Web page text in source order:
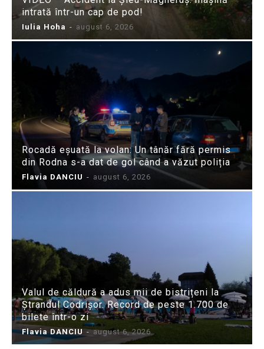
intrată într-un cap de pod!
Iulia Hoha - august 6, 2026
Rocadă eșuată la volan: Un tânăr fără permis
din Rodna s-a dat de gol când a văzut poliția
Flavia DANCIU - august 6, 2026
Valul de căldură a adus mii de bistrițeni la
Ștrandul Codrișor. Record de peste 1.700 de
bilete într-o zi
Flavia DANCIU - august 6, 2026